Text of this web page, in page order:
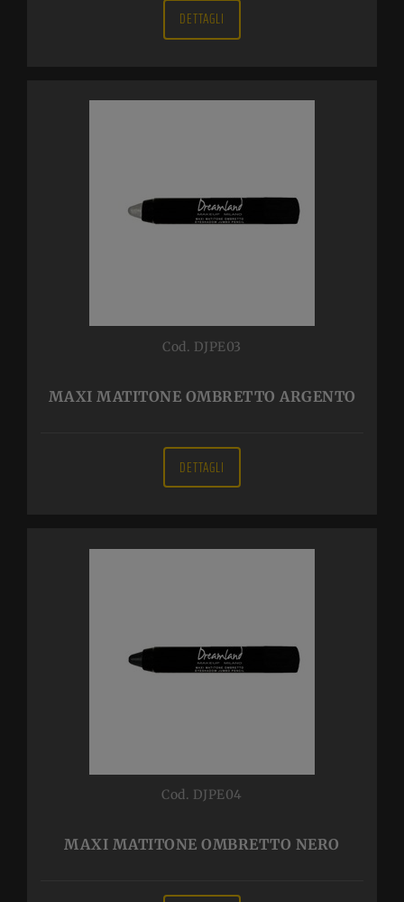
DETTAGLI
Cod. DJPE03
MAXI MATITONE OMBRETTO ARGENTO
DETTAGLI
Cod. DJPE04
MAXI MATITONE OMBRETTO NERO